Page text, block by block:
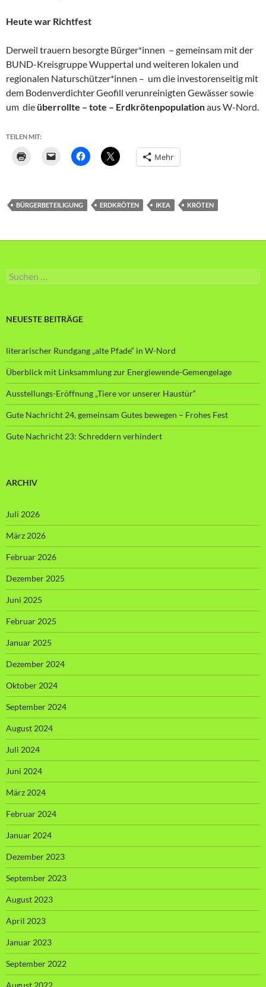
Heute war Richtfest
Derweil trauern besorgte Bürger*innen – gemeinsam mit der
BUND-Kreisgruppe Wuppertal und weiteren lokalen und
regionalen Naturschützer*innen – um die investorenseitig mit
dem Bodenverdichter Geofill verunreinigten Gewässer sowie
um dieüberrollte – tote – Erdkrötenpopulationaus W-Nord.
TEILEN MIT:
Mehr
BÜRGERBETEILIGUNG ERDKRÖTEN IKEA KRÖTEN
Suche
nach:
NEUESTE BEITRÄGE
literarischer Rundgang „alte Pfade“ in W-Nord
Überblick mit Linksammlung zur Energiewende-Gemengelage
Ausstellungs-Eröffnung „Tiere vor unserer Haustür“
Gute Nachricht 24, gemeinsam Gutes bewegen – Frohes Fest
Gute Nachricht 23: Schreddern verhindert
ARCHIV
Juli 2026
März 2026
Februar 2026
Dezember 2025
Juni 2025
Februar 2025
Januar 2025
Dezember 2024
Oktober 2024
September 2024
August 2024
Juli 2024
Juni 2024
März 2024
Februar 2024
Januar 2024
Dezember 2023
September 2023
August 2023
April 2023
Januar 2023
September 2022
August 2022